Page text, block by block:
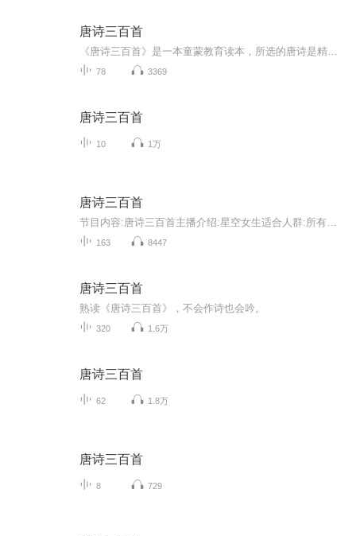
唐诗三百首
78 3369
唐诗三百首
10 1万
唐诗三百首
163 8447
唐诗三百首
熟读《唐诗三百首》，不会作诗也会吟。
320 1.6万
唐诗三百首
62 1.8万
唐诗三百首
8 729